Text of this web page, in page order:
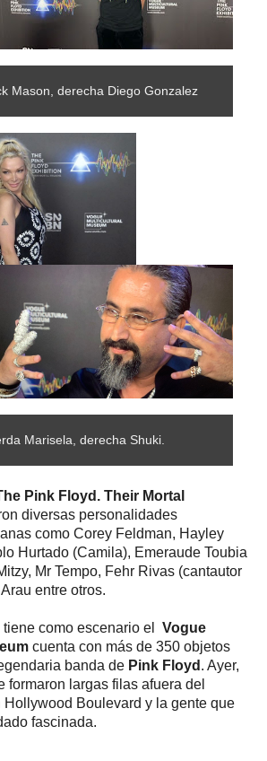
Mason, derecha Diego Gonzalez
Marisela, derecha Shuki.
Pink Floyd. Their Mortal
diversas personalidades
como Corey Feldman, Hayley
Hurtado (Camila), Emeraude Toubia
Mr Tempo, Fehr Rivas (cantautor
entre otros.
como escenario el Vogue
cuenta con más de 350 objetos
banda de Pink Floyd . Ayer,
formaron largas filas afuera del
Hollywood Boulevard y la gente que
fascinada.